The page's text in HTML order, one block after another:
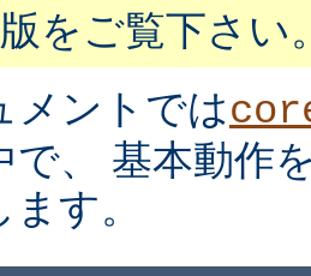
をご覧下さい
メントでは
で、 基本動作
す。